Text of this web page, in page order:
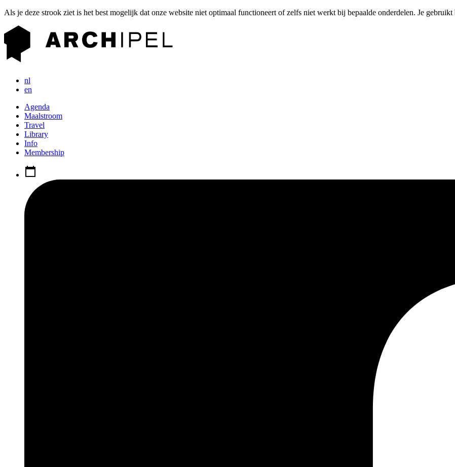
Als je deze strook ziet is het best mogelijk dat onze website niet optimaal functioneert of zelfs niet werkt bij bepaalde onderdelen. Je gebruikt
nl
en
Agenda
Maalstroom
Travel
Library
Info
Membership